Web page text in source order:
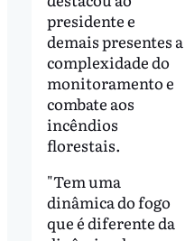
presidente e
demais presentes a
complexidade do
monitoramento e
combate aos
incêndios
florestais.
"Tem uma
dinâmica do fogo
que é diferente da